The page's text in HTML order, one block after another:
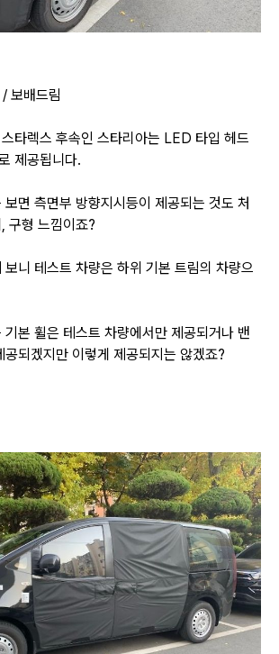
보배드림
타렉스 후속인 스타리아는 LED 타입 헤드
제공됩니다.
면 측면부 방향지시등이 제공되는 것도 처
구형 느낌이죠?
니 테스트 차량은 하위 기본 트림의 차량으
본 휠은 테스트 차량에서만 제공되거나 밴
되겠지만 이렇게 제공되지는 않겠죠?